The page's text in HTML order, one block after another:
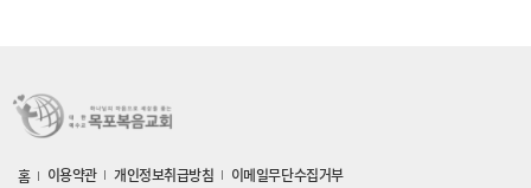
홈 이용약관 개인정보취급방침 이메일무단수집거부